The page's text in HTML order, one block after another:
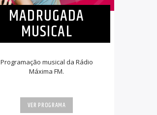
MADRUGADA
MUSICAL
Programação musical da Rádio
Máxima FM.
VER PROGRAMA